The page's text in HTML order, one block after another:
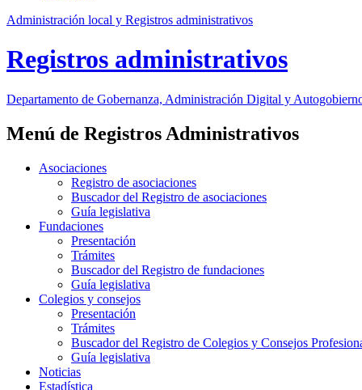
Administración local y Registros administrativos
Registros administrativos
Departamento de Gobernanza, Administración Digital y
Menú de Registros Administrativos
Asociaciones
Registro de asociaciones
Buscador del Registro de asociaciones
Guía legislativa
Fundaciones
Presentación
Trámites
Buscador del Registro de fundaciones
Guía legislativa
Colegios y consejos
Presentación
Trámites
Buscador del Registro de Colegios y Consejos
Guía legislativa
Noticias
Estadística